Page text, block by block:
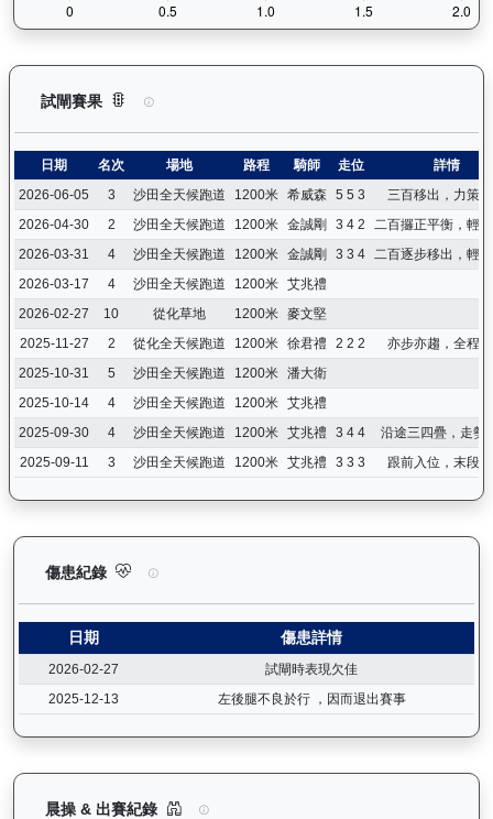
試閘賽果 正義波（K473）— 試閘賽果紀錄：查看馬匹所
日期 名次 場地 路程 騎師 走位
詳情
2026-06-05
3 沙田全天候跑道 1200米 希威森 5 5 3
三百移出，力策
2026-04-30
2 沙田全天候跑道 1200米 金誠剛 3 4 2
二百攞正平衡，輕
2026-03-31
4 沙田全天候跑道 1200米 金誠剛 3 3 4
二百逐步移出，輕
2026-03-17
4 沙田全天候跑道 1200米 艾兆禮
2026-02-27
10 從化草地 1200米 麥文堅
2025-11-27
2 從化全天候跑道 1200米 徐君禮 2 2 2
亦步亦趨，全程
2025-10-31
5 沙田全天候跑道 1200米 潘大衛
2025-10-14
4 沙田全天候跑道 1200米 艾兆禮
2025-09-30
4 沙田全天候跑道 1200米 艾兆禮 3 4 4
沿途三四疊，走勢
2025-09-11
3 沙田全天候跑道 1200米 艾兆禮 3 3 3 跟前入位，末段
傷患紀錄 正義波（K473）— 傷患紀錄：查看馬匹完整的
日期 傷患詳情
2026-02-27
試閘時表現欠佳
2025-12-13
左後腿不良於行 ，因而退出賽事
晨操 & 出賽紀錄 正義波（K473）— 晨操及出賽紀錄圖表